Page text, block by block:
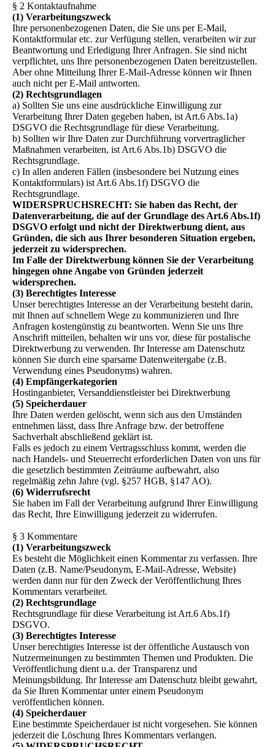
§ 2 Kontaktaufnahme
(1) Verarbeitungszweck
Ihre personenbezogenen Daten, die Sie uns per E-Mail,
Kontaktformular etc. zur Verfügung stellen, verarbeiten wir zur
Beantwortung und Erledigung Ihrer Anfragen. Sie sind nicht
verpflichtet, uns Ihre personenbezogenen Daten bereitzustellen.
Aber ohne Mitteilung Ihrer E-Mail-Adresse können wir Ihnen
auch nicht per E-Mail antworten.
(2) Rechtsgrundlagen
a) Sollten Sie uns eine ausdrückliche Einwilligung zur
Verarbeitung Ihrer Daten gegeben haben, ist Art.6 Abs.1a)
DSGVO die Rechtsgrundlage für diese Verarbeitung.
b) Sollten wir Ihre Daten zur Durchführung vorvertraglicher
Maßnahmen verarbeiten, ist Art.6 Abs.1b) DSGVO die
Rechtsgrundlage.
c) In allen anderen Fällen (insbesondere bei Nutzung eines
Kontaktformulars) ist Art.6 Abs.1f) DSGVO die
Rechtsgrundlage.
WIDERSPRUCHSRECHT: Sie haben das Recht, der
Datenverarbeitung, die auf der Grundlage des Art.6 Abs.1f)
DSGVO erfolgt und nicht der Direktwerbung dient, aus
Gründen, die sich aus Ihrer besonderen Situation ergeben,
jederzeit zu widersprechen.
Im Falle der Direktwerbung können Sie der Verarbeitung
hingegen ohne Angabe von Gründen jederzeit
widersprechen.
(3) Berechtigtes Interesse
Unser berechtigtes Interesse an der Verarbeitung besteht darin,
mit Ihnen auf schnellem Wege zu kommunizieren und Ihre
Anfragen kostengünstig zu beantworten. Wenn Sie uns Ihre
Anschrift mitteilen, behalten wir uns vor, diese für postalische
Direktwerbung zu verwenden. Ihr Interesse am Datenschutz
können Sie durch eine sparsame Datenweitergabe (z.B.
Verwendung eines Pseudonyms) wahren.
(4) Empfängerkategorien
Hostinganbieter, Versanddienstleister bei Direktwerbung
(5) Speicherdauer
Ihre Daten werden gelöscht, wenn sich aus den Umständen
entnehmen lässt, dass Ihre Anfrage bzw. der betroffene
Sachverhalt abschließend geklärt ist.
Falls es jedoch zu einem Vertragsschluss kommt, werden die
nach Handels- und Steuerrecht erforderlichen Daten von uns für
die gesetzlich bestimmten Zeiträume aufbewahrt, also
regelmäßig zehn Jahre (vgl. §257 HGB, §147 AO).
(6) Widerrufsrecht
Sie haben im Fall der Verarbeitung aufgrund Ihrer Einwilligung
das Recht, Ihre Einwilligung jederzeit zu widerrufen.
§ 3 Kommentare
(1) Verarbeitungszweck
Es besteht die Möglichkeit einen Kommentar zu verfassen. Ihre
Daten (z.B. Name/Pseudonym, E-Mail-Adresse, Website)
werden dann nur für den Zweck der Veröffentlichung Ihres
Kommentars verarbeitet.
(2) Rechtsgrundlage
Rechtsgrundlage für diese Verarbeitung ist Art.6 Abs.1f)
DSGVO.
(3) Berechtigtes Interesse
Unser berechtigtes Interesse ist der öffentliche Austausch von
Nutzermeinungen zu bestimmten Themen und Produkten. Die
Veröffentlichung dient u.a. der Transparenz und
Meinungsbildung. Ihr Interesse am Datenschutz bleibt gewahrt,
da Sie Ihren Kommentar unter einem Pseudonym
veröffentlichen können.
(4) Speicherdauer
Eine bestimmte Speicherdauer ist nicht vorgesehen. Sie können
jederzeit die Löschung Ihres Kommentars verlangen.